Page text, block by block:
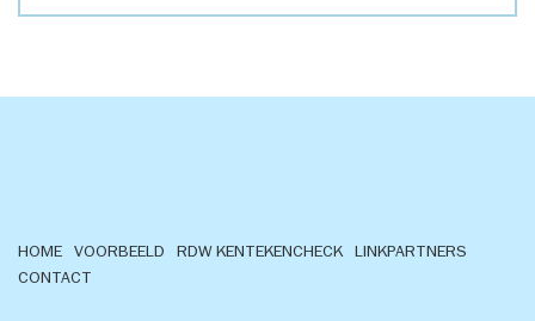
HOME VOORBEELD RDW KENTEKENCHECK
LINKPARTNERS
CONTACT